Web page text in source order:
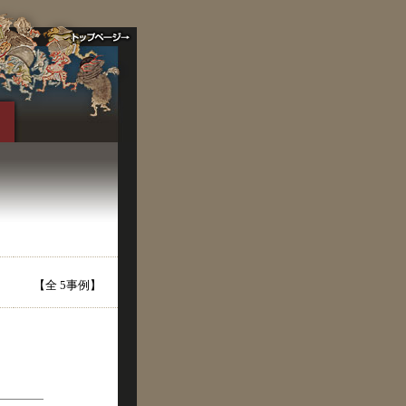
【全 5事例】